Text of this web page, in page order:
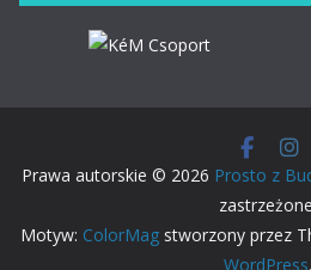
Prawa autorskie © 2026 Prosto z
Motyw: ColorMagstworzony przez
WordPress.